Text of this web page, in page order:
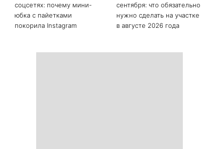
соцсетях: почему мини-
юбка с пайетками
покорила Instagram
сентября: что обязательно
нужно сделать на участке
в августе 2026 года